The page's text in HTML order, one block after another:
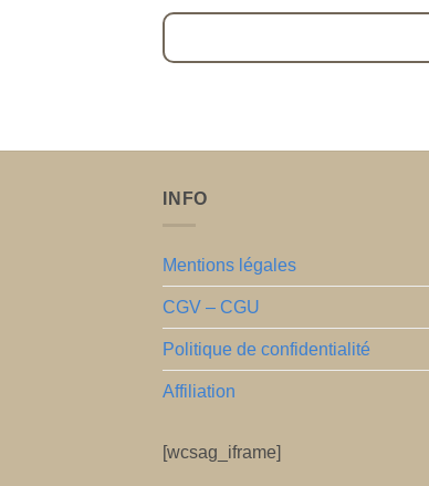
INFO
Mentions légales
CGV – CGU
Politique de confidentialité
Affiliation
[wcsag_iframe]